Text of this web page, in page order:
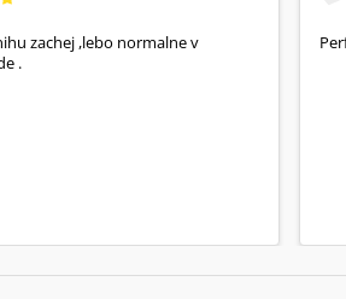
zachej ,lebo normalne v
.